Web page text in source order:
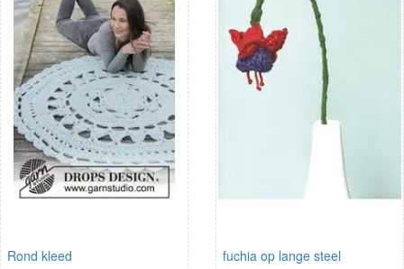
Rond kleed fuchia op lange steel